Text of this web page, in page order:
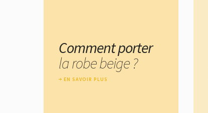
Comment porter
la robe beige ?
EN SAVOIR PLUS